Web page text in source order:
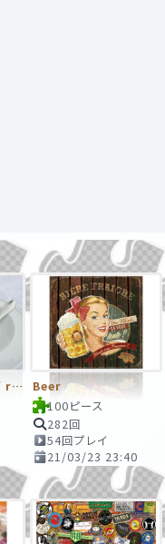
cream brulee w/ raspberry
Beer
100ピース
282回
54回プレイ
21/03/23 23:40